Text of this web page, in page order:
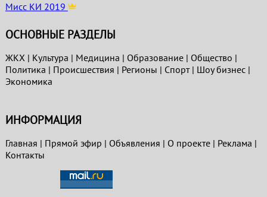
Мисс КИ 2019
ОСНОВНЫЕ РАЗДЕЛЫ
ЖКХ| Культура | Медицина | Образование| Общество |
Политика | Проиcшествия | Регионы | Спорт| Шоу бизнес|
Экономика
ИНФОРМАЦИЯ
Главная | Прямой эфир | Объявления | О проекте| Реклама |
Контакты